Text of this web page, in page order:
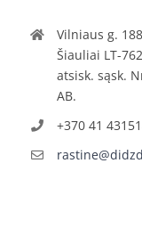
Vilniaus g.
Šiauliai LT-
atsisk. sąsk.
AB.
+370 41